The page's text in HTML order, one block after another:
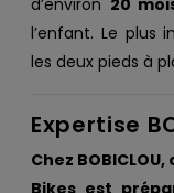
l’enfant. Le plus
les deux pieds à
Expertise
Chez
Bikes est